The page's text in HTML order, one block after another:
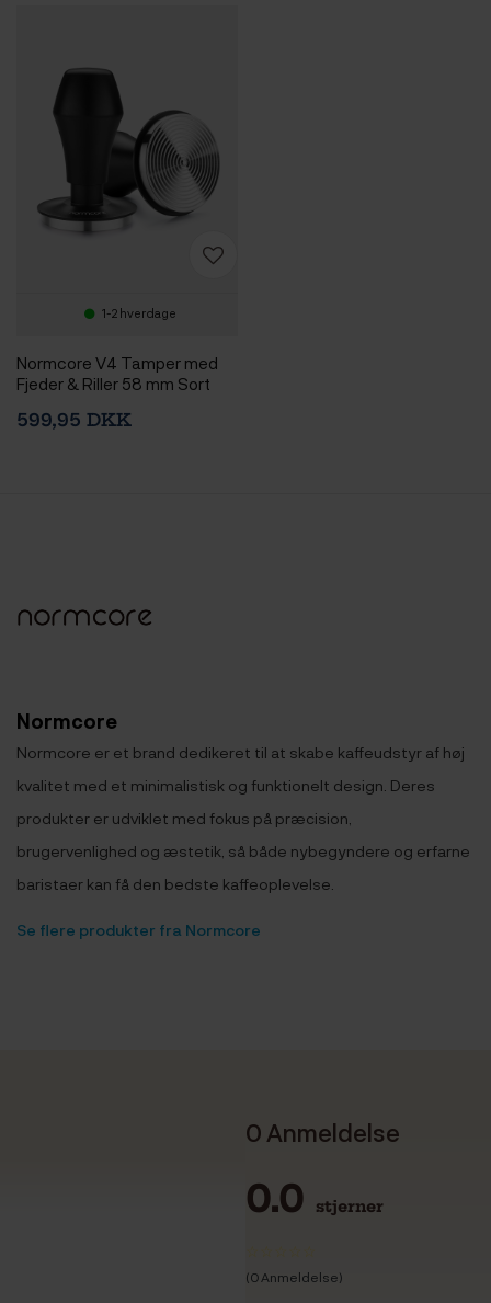
1-2 hverdage
Normcore V4 Tamper med
Fjeder & Riller 58 mm Sort
599,95 DKK
Normcore
Normcore er et brand dedikeret til at skabe kaffeudstyr af høj
kvalitet med et minimalistisk og funktionelt design. Deres
produkter er udviklet med fokus på præcision,
brugervenlighed og æstetik, så både nybegyndere og erfarne
baristaer kan få den bedste kaffeoplevelse.
Se flere produkter fra Normcore
0 Anmeldelse
0.0 stjerner
(0 Anmeldelse)